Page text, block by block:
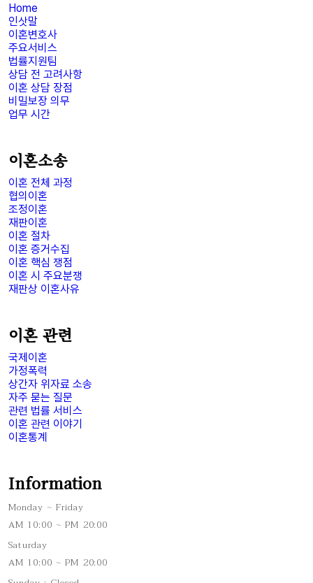
Home
인삿말
이혼변호사
주요서비스
법률지원팀
상담 전 고려사항
이혼 상담 장점
비밀보장 의무
업무 시간
이혼소송
이혼 전체 과정
협의이혼
조정이혼
재판이혼
이혼 절차
이혼 증거수집
이혼 핵심 쟁점
이혼 시 주요분쟁
재판상 이혼사유
이혼 관련
국제이혼
가정폭력
상간자 위자료 소송
자주 묻는 질문
관련 법률 서비스
이혼 관련 이야기
이혼통계
Information
Monday ~ Friday
AM 10:00 ~ PM 20:00
Saturday
AM 10:00 ~ PM 20:00